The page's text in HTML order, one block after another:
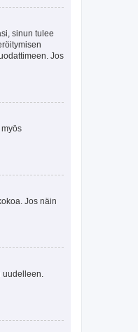
sinun tulee
Jos
Jos näin